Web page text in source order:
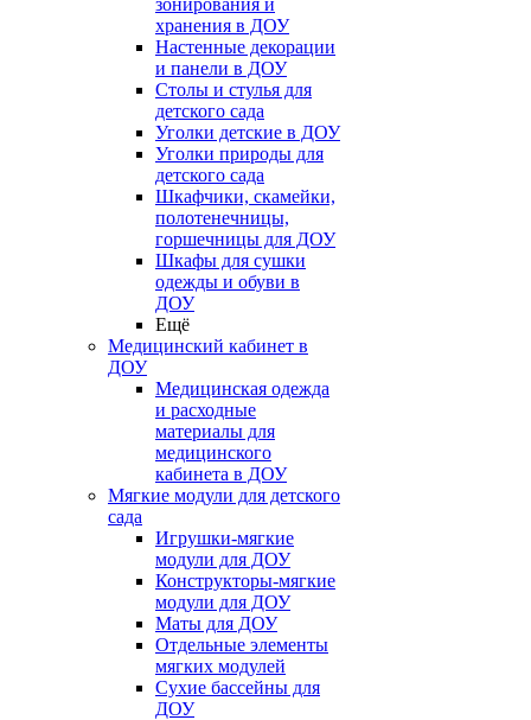
зонирования и
хранения в ДОУ
Настенные декорации
и панели в ДОУ
Столы и стулья для
детского сада
Уголки детские в ДОУ
Уголки природы для
детского сада
Шкафчики, скамейки,
полотенечницы,
горшечницы для ДОУ
Шкафы для сушки
одежды и обуви в
ДОУ
Ещё
Медицинский кабинет в
ДОУ
Медицинская одежда
и расходные
материалы для
медицинского
кабинета в ДОУ
Мягкие модули для детского
сада
Игрушки-мягкие
модули для ДОУ
Конструкторы-мягкие
модули для ДОУ
Маты для ДОУ
Отдельные элементы
мягких модулей
Сухие бассейны для
ДОУ